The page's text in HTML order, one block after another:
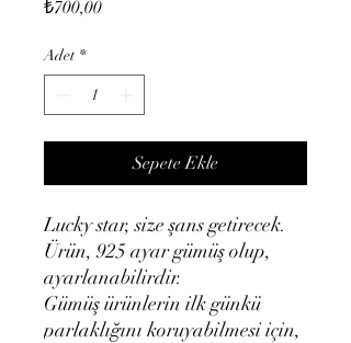
₺700,00Fiyat
Adet *
Sepete Ekle
Lucky star, size şans getirecek.
Ürün, 925 ayar gümüş olup,
ayarlanabilirdir.
Gümüş ürünlerin ilk günkü
parlaklığını koruyabilmesi için,